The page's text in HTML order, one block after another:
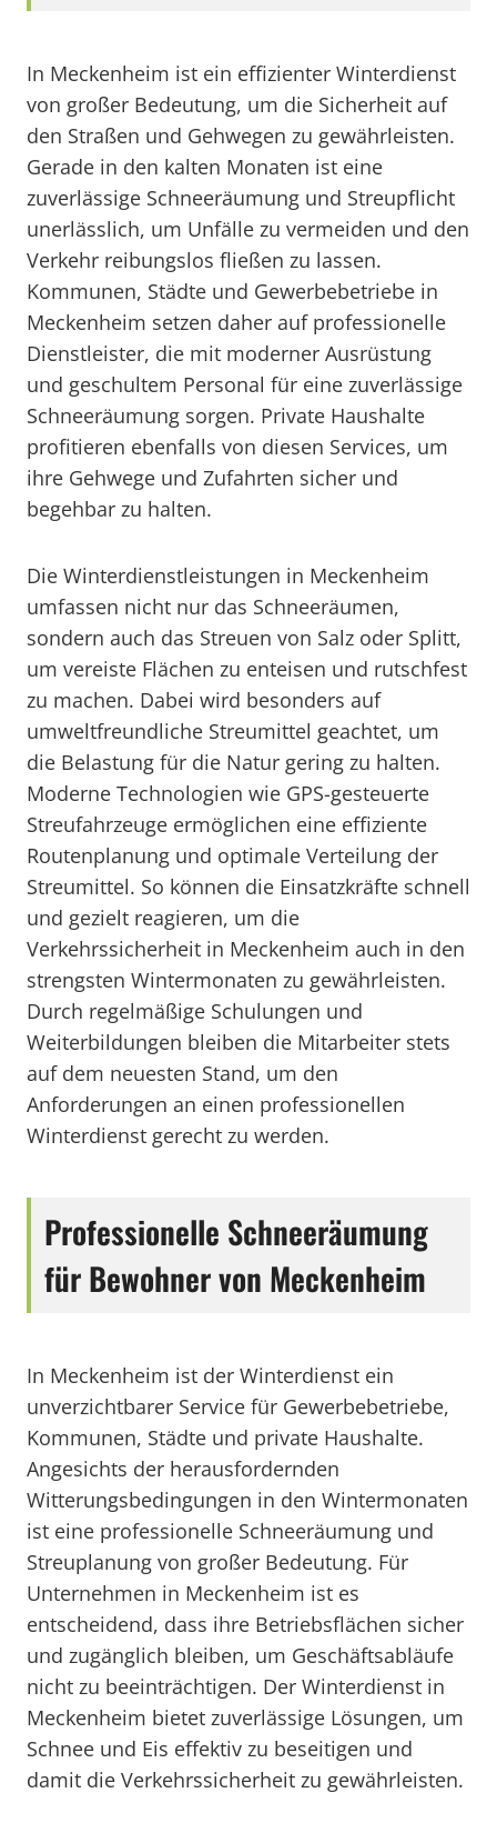
In Meckenheim ist ein effizienter Winterdienst
von großer Bedeutung, um die Sicherheit auf
den Straßen und Gehwegen zu gewährleisten.
Gerade in den kalten Monaten ist eine
zuverlässige Schneeräumung und Streupflicht
unerlässlich, um Unfälle zu vermeiden und den
Verkehr reibungslos fließen zu lassen.
Kommunen, Städte und Gewerbebetriebe in
Meckenheim setzen daher auf professionelle
Dienstleister, die mit moderner Ausrüstung
und geschultem Personal für eine zuverlässige
Schneeräumung sorgen. Private Haushalte
profitieren ebenfalls von diesen Services, um
ihre Gehwege und Zufahrten sicher und
begehbar zu halten.
Die Winterdienstleistungen in Meckenheim
umfassen nicht nur das Schneeräumen,
sondern auch das Streuen von Salz oder Splitt,
um vereiste Flächen zu enteisen und rutschfest
zu machen. Dabei wird besonders auf
umweltfreundliche Streumittel geachtet, um
die Belastung für die Natur gering zu halten.
Moderne Technologien wie GPS-gesteuerte
Streufahrzeuge ermöglichen eine effiziente
Routenplanung und optimale Verteilung der
Streumittel. So können die Einsatzkräfte schnell
und gezielt reagieren, um die
Verkehrssicherheit in Meckenheim auch in den
strengsten Wintermonaten zu gewährleisten.
Durch regelmäßige Schulungen und
Weiterbildungen bleiben die Mitarbeiter stets
auf dem neuesten Stand, um den
Anforderungen an einen professionellen
Winterdienst gerecht zu werden.
Professionelle Schneeräumung
für Bewohner von Meckenheim
In Meckenheim ist der Winterdienst ein
unverzichtbarer Service für Gewerbebetriebe,
Kommunen, Städte und private Haushalte.
Angesichts der herausfordernden
Witterungsbedingungen in den Wintermonaten
ist eine professionelle Schneeräumung und
Streuplanung von großer Bedeutung. Für
Unternehmen in Meckenheim ist es
entscheidend, dass ihre Betriebsflächen sicher
und zugänglich bleiben, um Geschäftsabläufe
nicht zu beeinträchtigen. Der Winterdienst in
Meckenheim bietet zuverlässige Lösungen, um
Schnee und Eis effektiv zu beseitigen und
damit die Verkehrssicherheit zu gewährleisten.